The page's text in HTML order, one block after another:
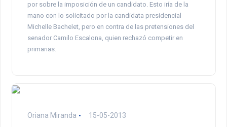
por sobre la imposición de un candidato. Esto iría de la
mano con lo solicitado por la candidata presidencial
Michelle Bachelet, pero en contra de las pretensiones del
senador Camilo Escalona, quien rechazó competir en
primarias.
Oriana Miranda 15-05-2013